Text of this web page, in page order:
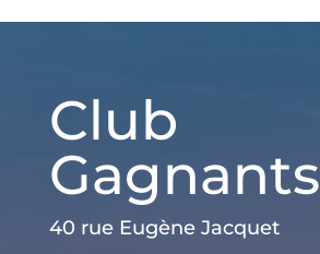
Club
Gagnants
40 rue Eugène Jacquet